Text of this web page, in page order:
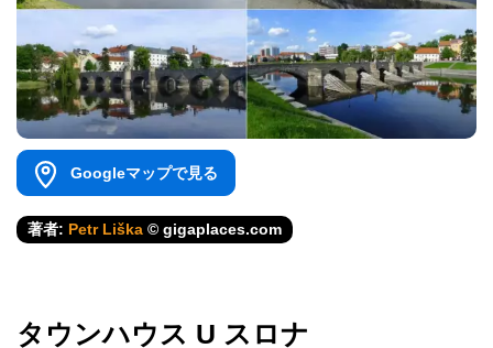
Googleマップで見る
著者: Petr Liška © gigaplaces.com
タウンハウス U スロナ